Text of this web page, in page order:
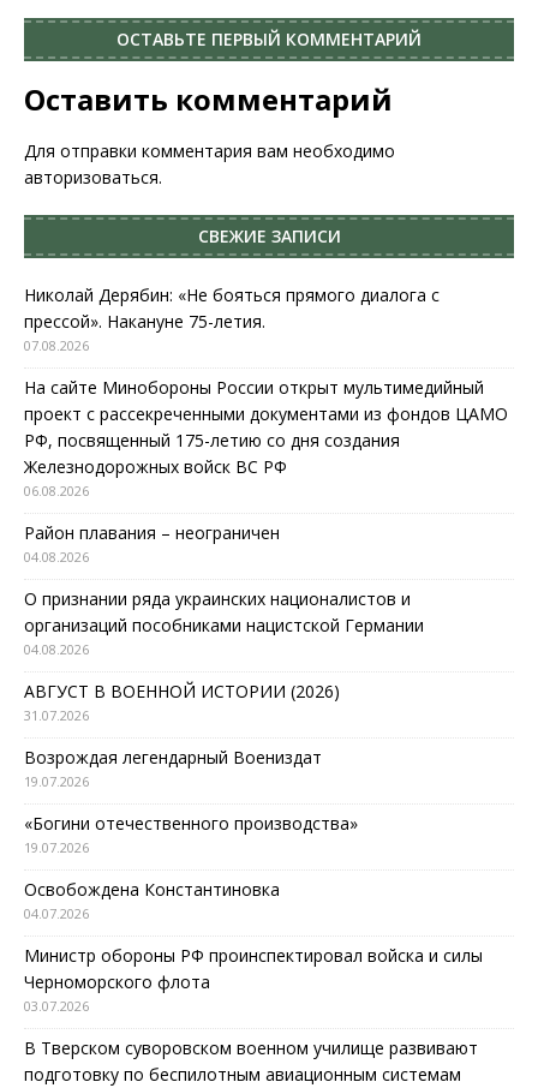
ОСТАВЬТЕ ПЕРВЫЙ КОММЕНТАРИЙ
Оставить комментарий
Для отправки комментария вам необходимо
авторизоваться.
СВЕЖИЕ ЗАПИСИ
Николай Дерябин: «Не бояться прямого диалога с
прессой». Накануне 75-летия.
07.08.2026
На сайте Минобороны России открыт мультимедийный
проект с рассекреченными документами из фондов ЦАМО
РФ, посвященный 175-летию со дня создания
Железнодорожных войск ВС РФ
06.08.2026
Район плавания – неограничен
04.08.2026
О признании ряда украинских националистов и
организаций пособниками нацистской Германии
04.08.2026
АВГУСТ В ВОЕННОЙ ИСТОРИИ (2026)
31.07.2026
Возрождая легендарный Воениздат
19.07.2026
«Богини отечественного производства»
19.07.2026
Освобождена Константиновка
04.07.2026
Министр обороны РФ проинспектировал войска и силы
Черноморского флота
03.07.2026
В Тверском суворовском военном училище развивают
подготовку по беспилотным авиационным системам